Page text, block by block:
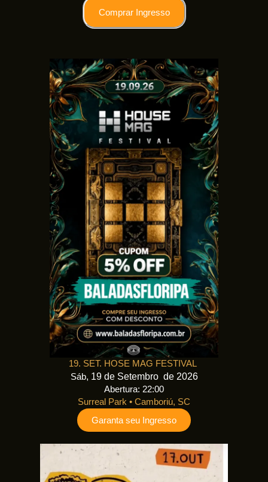
Comprar Ingresso
19. SET. HOSE MAG FESTIVAL
Sáb, 19 de Setembro de 2026
Abertura: 22:00
Surreal Park • Camboriú, SC
Garanta seu Ingresso